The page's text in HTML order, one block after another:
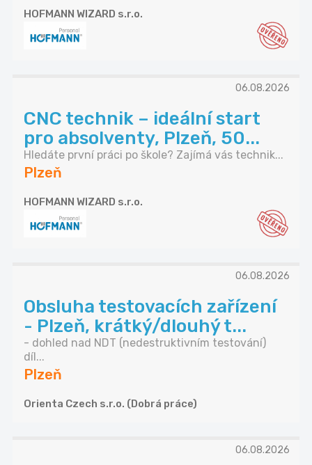
HOFMANN WIZARD s.r.o.
06.08.2026
CNC technik – ideální start
pro absolventy, Plzeň, 50...
Hledáte první práci po škole? Zajímá vás technik...
Plzeň
HOFMANN WIZARD s.r.o.
06.08.2026
Obsluha testovacích zařízení
- Plzeň, krátký/dlouhý t...
- dohled nad NDT (nedestruktivním testování)
díl...
Plzeň
Orienta Czech s.r.o. (Dobrá práce)
06.08.2026